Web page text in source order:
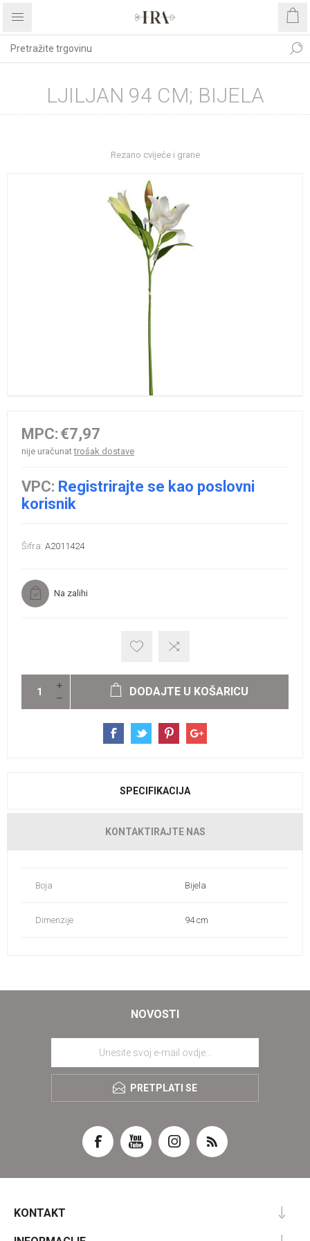
LJILJAN 94 CM; BIJELA
Rezano cvijeće i grane
MPC: €7,97
nije uračunattrošak dostave
VPC: Registrirajte se kao poslovni
korisnik
Šifra: A2011424
Na zalihi
DODAJTE U KOŠARICU
SPECIFIKACIJA
KONTAKTIRAJTE NAS
Boja Bijela
Dimenzije 94 cm
NOVOSTI
PRETPLATI SE
KONTAKT